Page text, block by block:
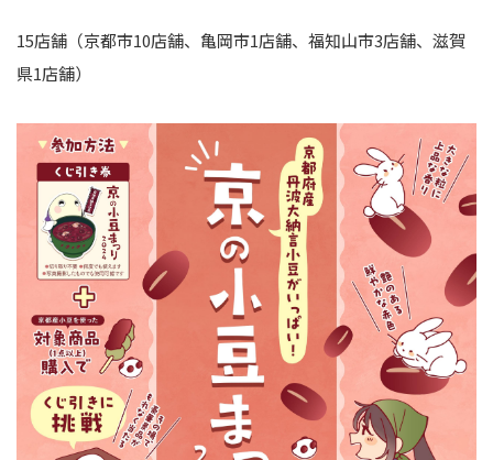
15店舗（京都市10店舗、亀岡市1店舗、福知山市3店舗、滋賀
県1店舗）